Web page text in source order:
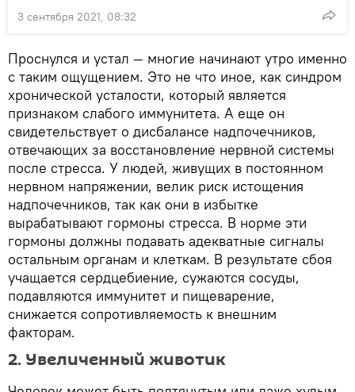
3 сентября 2021, 08:32
Проснулся и устал — многие начинают утро именно
с таким ощущением. Это не что иное, как синдром
хронической усталости, который является
признаком слабого иммунитета. А еще он
свидетельствует о дисбалансе надпочечников,
отвечающих за восстановление нервной системы
после стресса. У людей, живущих в постоянном
нервном напряжении, велик риск истощения
надпочечников, так как они в избытке
вырабатывают гормоны стресса. В норме эти
гормоны должны подавать адекватные сигналы
остальным органам и клеткам. В результате сбоя
учащается сердцебиение, сужаются сосуды,
подавляются иммунитет и пищеварение,
снижается сопротивляемость к внешним
факторам.
2. Увеличенный животик